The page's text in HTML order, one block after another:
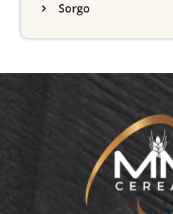
Sorgo